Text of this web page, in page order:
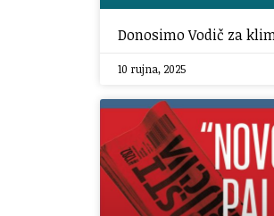
Donosimo Vodič za
10 rujna, 2025